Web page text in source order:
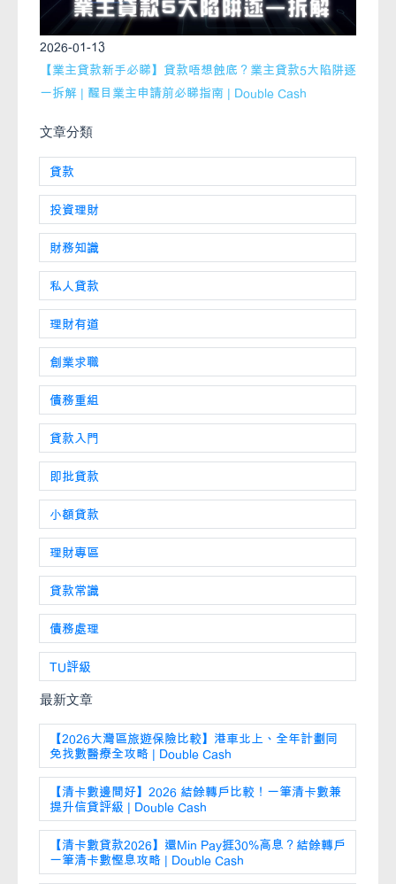
文章分類
貸款
投資理財
財務知識
私人貸款
理財有道
創業求職
債務重組
貸款入門
即批貸款
小額貸款
理財專區
貸款常識
債務處理
TU評級
最新文章
【2026大灣區旅遊保險比較】港車北上、全年計劃同
免找數醫療全攻略 | Double Cash
【清卡數邊間好】2026 結餘轉戶比較！一筆清卡數兼
提升信貸評級 | Double Cash
【清卡數貸款2026】還Min Pay捱30%高息？結餘轉戶
一筆清卡數慳息攻略 | Double Cash
2026-01-13
【業主貸款新手必睇】貸款唔想蝕底？業主貸款5大陷阱逐
一拆解 | 醒目業主申請前必睇指南 | Double Cash